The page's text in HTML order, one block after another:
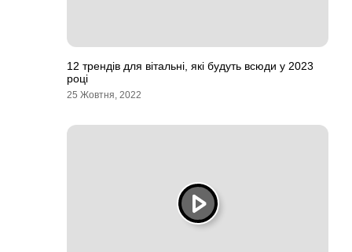
12 трендів для вітальні, які будуть всюди у 2023
році
25 Жовтня, 2022